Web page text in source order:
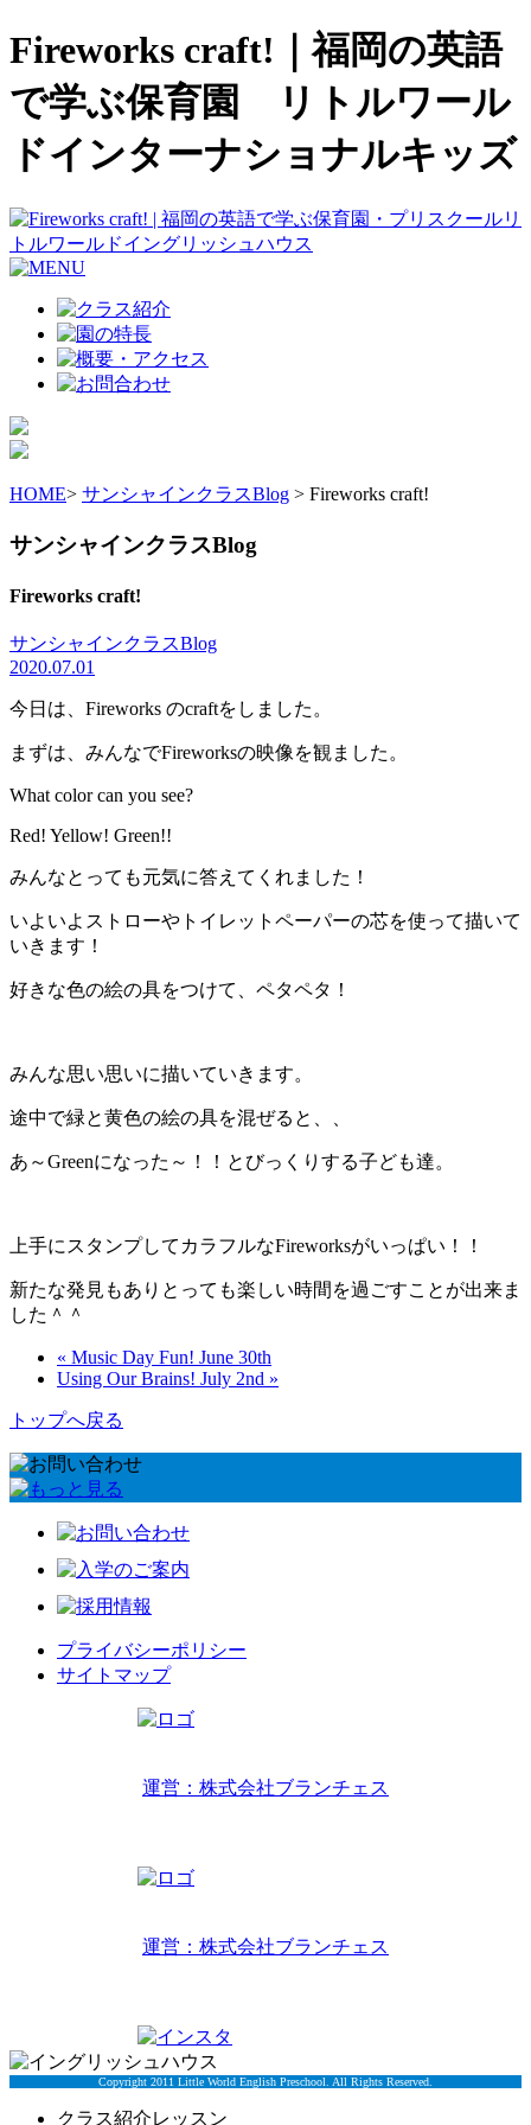
Fireworks craft!｜福岡の英語
で学ぶ保育園 リトルワール
ドインターナショナルキッズ
HOME> サンシャインクラスBlog > Fireworks craft!
サンシャインクラスBlog
Fireworks craft!
サンシャインクラスBlog
2020.07.01
今日は、Fireworks のcraftをしました。
まずは、みんなでFireworksの映像を観ました。
What color can you see?
Red! Yellow! Green!!
みんなとっても元気に答えてくれました！
いよいよストローやトイレットペーパーの芯を使って描いて
いきます！
好きな色の絵の具をつけて、ペタペタ！
みんな思い思いに描いていきます。
途中で緑と黄色の絵の具を混ぜると、、
あ～Greenになった～！！とびっくりする子ども達。
上手にスタンプしてカラフルなFireworksがいっぱい！！
新たな発見もありとっても楽しい時間を過ごすことが出来ま
した＾＾
« Music Day Fun! June 30th
Using Our Brains! July 2nd »
トップへ戻る
プライバシーポリシー
サイトマップ
運営：株式会社ブランチェス
運営：株式会社ブランチェス
Copyright 2011 Little World English Preschool. All Rights Reserved.
クラス紹介レッスン